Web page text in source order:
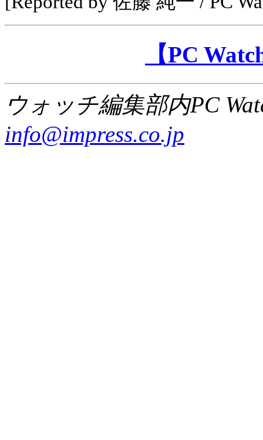
【PC
ウォッチ編集部内PC
info@impress.co.jp